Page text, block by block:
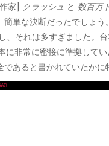
家] クラッシュ と 数百万
単な決断だったでしょ
、それは多すぎました。
に非常に密接に準拠して
あると書かれていたか